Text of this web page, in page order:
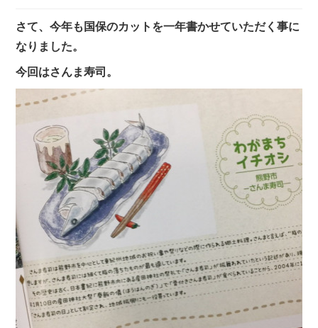
さて、今年も国保のカットを一年書かせていただく事に
なりました。
今回はさんま寿司。